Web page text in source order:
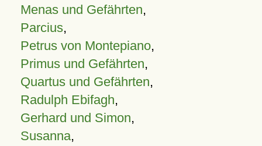
Menas und Gefährten,
Parcius,
Petrus von Montepiano,
Primus und Gefährten,
Quartus und Gefährten,
Radulph Ebifagh,
Gerhard und Simon,
Susanna,